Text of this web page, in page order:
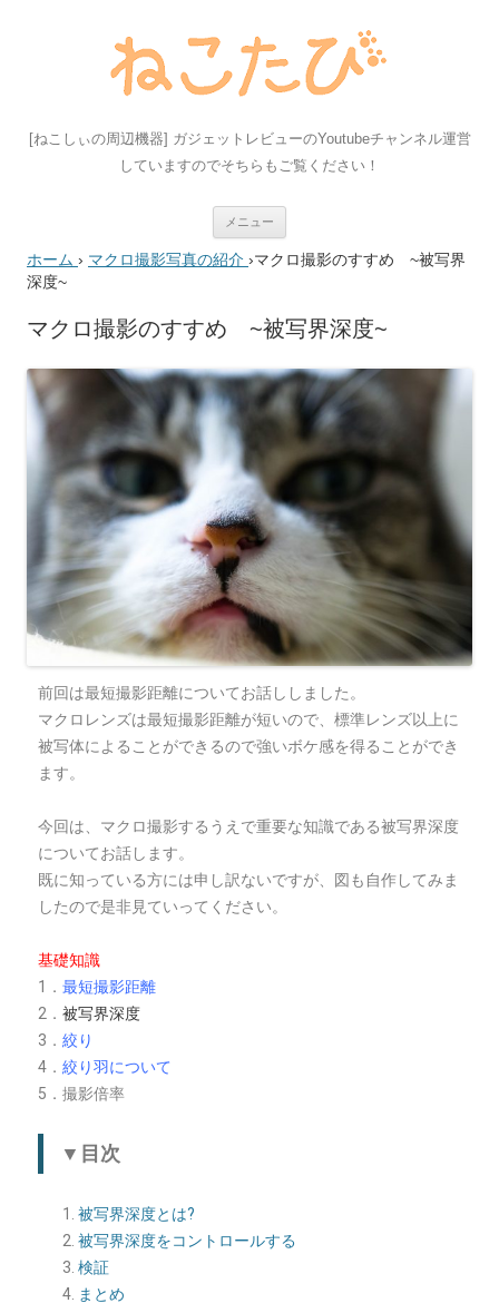
[ねこしぃの周辺機器] ガジェットレビューのYoutubeチャンネル運営
していますのでそちらもご覧ください！
メニュー
ン
キ
ッ
ホーム › マクロ撮影写真の紹介 ›マクロ撮影のすすめ ~被写界
深度~
マクロ撮影のすすめ ~被写界深度~
前回は最短撮影距離についてお話ししました。
マクロレンズは最短撮影距離が短いので、標準レンズ以上に
被写体によることができるので強いボケ感を得ることができ
ます。
今回は、マクロ撮影するうえで重要な知識である被写界深度
についてお話します。
既に知っている方には申し訳ないですが、図も自作してみま
したので是非見ていってください。
基礎知識
1． 最短撮影距離
2． 被写界深度
3． 絞り
4． 絞り羽について
5．撮影倍率
▼目次
被写界深度とは?
被写界深度をコントロールする
検証
まとめ